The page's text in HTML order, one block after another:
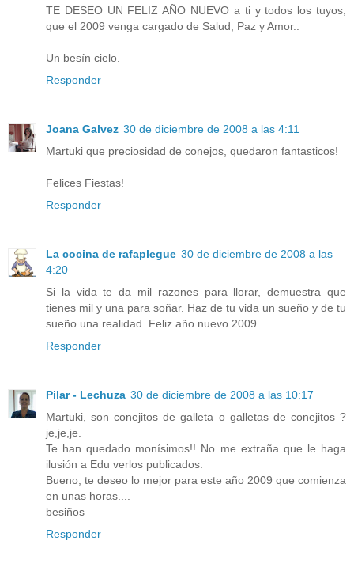
TE DESEO UN FELIZ AÑO NUEVO a ti y todos los tuyos,
que el 2009 venga cargado de Salud, Paz y Amor..
Un besín cielo.
Responder
Joana Galvez 30 de diciembre de 2008 a las 4:11
Martuki que preciosidad de conejos, quedaron fantasticos!
Felices Fiestas!
Responder
La cocina de rafaplegue 30 de diciembre de 2008 a las
4:20
Si la vida te da mil razones para llorar, demuestra que
tienes mil y una para soñar. Haz de tu vida un sueño y de tu
sueño una realidad. Feliz año nuevo 2009.
Responder
Pilar - Lechuza 30 de diciembre de 2008 a las 10:17
Martuki, son conejitos de galleta o galletas de conejitos ?
je,je,je.
Te han quedado monísimos!! No me extraña que le haga
ilusión a Edu verlos publicados.
Bueno, te deseo lo mejor para este año 2009 que comienza
en unas horas....
besiños
Responder